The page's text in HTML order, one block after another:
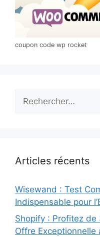
coupon code wp rocket
Articles récents
Wisewand : Test
Indispensable pour
Shopify : Profitez de
Offre Exceptionnelle